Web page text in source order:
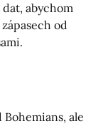
abychom
od
ale